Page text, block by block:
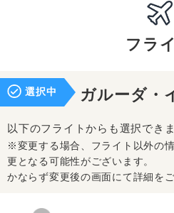
フラ
選択中 ガルーダ・
以下のフライトからも選択できま
※変更する場合、フライト以外の
更となる可能性がございます。
かならず変更後の画面にて詳細を